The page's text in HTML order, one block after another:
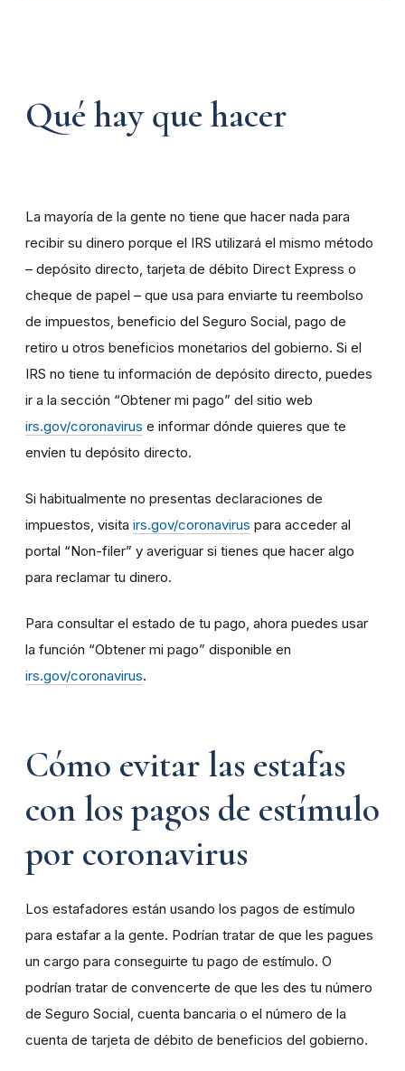
Qué hay que hacer
La mayoría de la gente no tiene que hacer nada para
recibir su dinero porque el IRS utilizará el mismo método
– depósito directo, tarjeta de débito Direct Express o
cheque de papel – que usa para enviarte tu reembolso
de impuestos, beneficio del Seguro Social, pago de
retiro u otros beneficios monetarios del gobierno. Si el
IRS no tiene tu información de depósito directo, puedes
ir a la sección “Obtener mi pago” del sitio web
irs.gov/coronavirus e informar dónde quieres que te
envíen tu depósito directo.
Si habitualmente no presentas declaraciones de
impuestos, visita irs.gov/coronavirus para acceder al
portal “Non-filer” y averiguar si tienes que hacer algo
para reclamar tu dinero.
Para consultar el estado de tu pago, ahora puedes usar
la función “Obtener mi pago” disponible en
irs.gov/coronavirus.
Cómo evitar las estafas
con los pagos de estímulo
por coronavirus
Los estafadores están usando los pagos de estímulo
para estafar a la gente. Podrían tratar de que les pagues
un cargo para conseguirte tu pago de estímulo. O
podrían tratar de convencerte de que les des tu número
de Seguro Social, cuenta bancaria o el número de la
cuenta de tarjeta de débito de beneficios del gobierno.